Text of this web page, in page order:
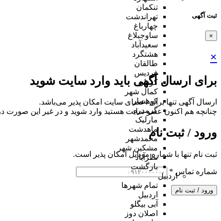
ثبت آگهی
×
×
برای ارسال آگهی باید وارد سایت شوید
ارسال آگهی تنها برای اعضای سایت امکان پذیر می‌باشد.
چنانچه هم‌ اکنون عضو سایت هستید وارد شوید و در غیر این صورت
ورود / ثبت نام
ثبت نام تنها با شماره موبایل امکان پذیر است.
شماره تماس *
ورود / ثبت نام
تنکمان
تهراندشت
چهارباغ
ساوجبلاغ
سعیدآباد
هشتگرد
طالقان
فردیس
کردان
کمال شهر
کوهسار
گرمدره
مارلیک
ماهدشت
محمدشهر
مشکین شهر
نظرآباد
بازگشت
اردبیل
تمام شهر‌ها
اردبیل
آبی بیگلو
اصلان دوز